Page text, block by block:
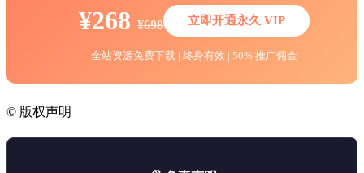
¥268 ¥698 立即开通永久 VIP
全站资源免费下载 | 终身有效 | 50% 推广佣金
© 版权声明